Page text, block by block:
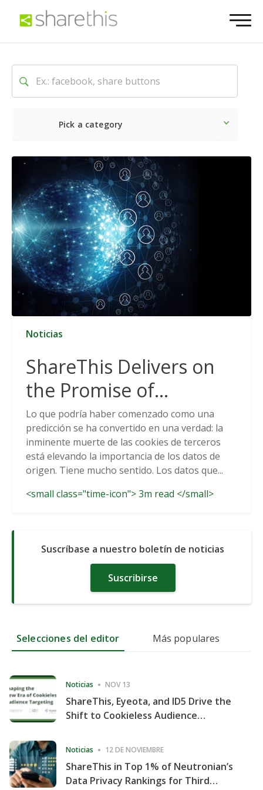
Pick a category
Lo último Social
Noticias
ShareThis Delivers on
the Promise of
Cookieless Data
Solutions
Lo que podría haber comenzado como una
predicción se ha convertido en una verdad: la
inminente muerte de las cookies de terceros
está elevando la importancia de los datos de
origen. Tiene mucho sentido. Los datos que...
<small class="time-icon"> 3m read </small>
Suscríbase a nuestro boletín de noticias
Suscribirse
Selecciones del editor Más populares
Noticias NOV 13
ShareThis, Eyeota, and ID5 Drive the
Shift to Cookieless Audience
Noticias 12 DE NOVIEMBRE
ShareThis in Top 1% of Neutronian’s
Data Privacy Rankings for Third